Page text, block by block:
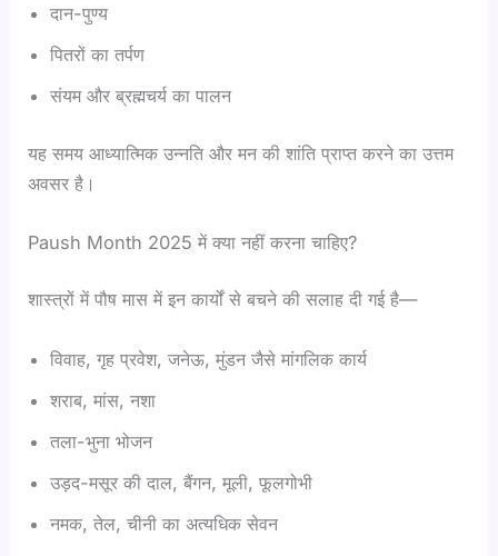
दान-पुण्य
पितरों का तर्पण
संयम और ब्रह्मचर्य का पालन
यह समय आध्यात्मिक उन्नति और मन की शांति प्राप्त करने का उत्तम
अवसर है।
Paush Month 2025 में क्या नहीं करना चाहिए?
शास्त्रों में पौष मास में इन कार्यों से बचने की सलाह दी गई है—
विवाह, गृह प्रवेश, जनेऊ, मुंडन जैसे मांगलिक कार्य
शराब, मांस, नशा
तला-भुना भोजन
उड़द-मसूर की दाल, बैंगन, मूली, फूलगोभी
नमक, तेल, चीनी का अत्यधिक सेवन